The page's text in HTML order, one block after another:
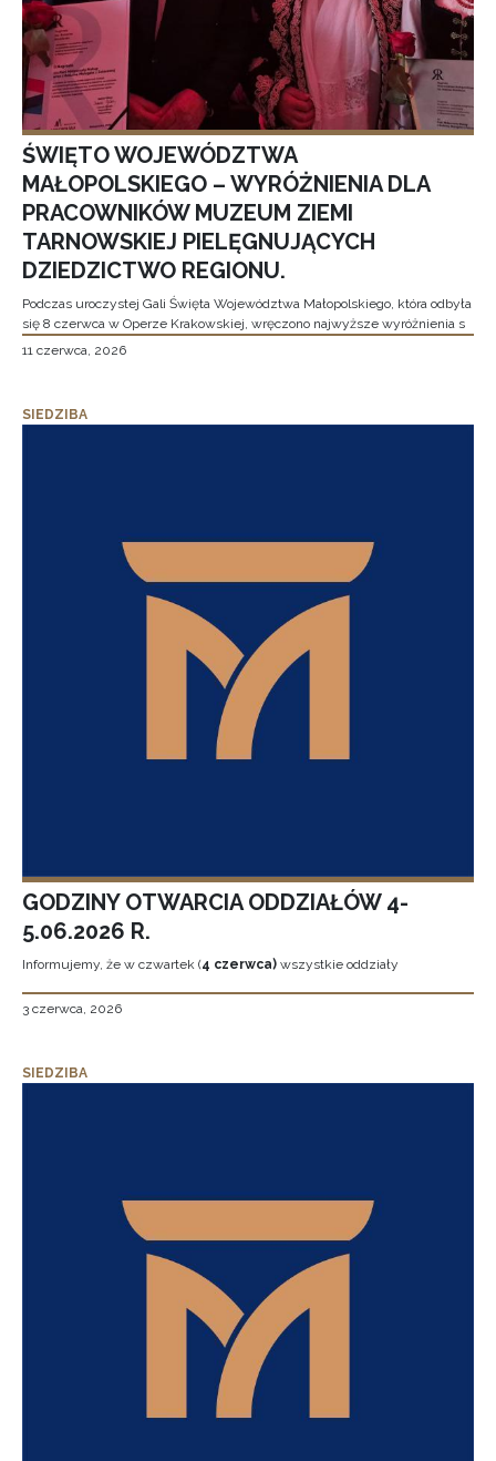
ŚWIĘTO WOJEWÓDZTWA
MAŁOPOLSKIEGO – WYRÓŻNIENIA DLA
PRACOWNIKÓW MUZEUM ZIEMI
TARNOWSKIEJ PIELĘGNUJĄCYCH
DZIEDZICTWO REGIONU.
Podczas uroczystej Gali Święta Województwa Małopolskiego, która odbyła
się 8 czerwca w Operze Krakowskiej, wręczono najwyższe wyróżnienia s
11 czerwca, 2026
SIEDZIBA
GODZINY OTWARCIA ODDZIAŁÓW 4-
5.06.2026 R.
Informujemy, że w czwartek (4 czerwca) wszystkie oddziały
3 czerwca, 2026
SIEDZIBA